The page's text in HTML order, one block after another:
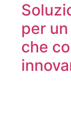
per
che